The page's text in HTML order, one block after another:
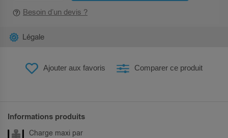
Besoin d’un devis ?
Ajouter aux favoris Comparer ce produit
Légale
Informations produits
Charge maxi par